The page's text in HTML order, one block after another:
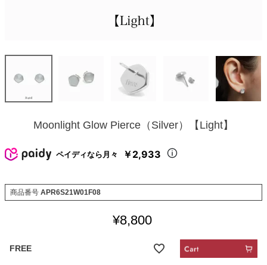
Moonlight Glow Pierce（Silver）【Light】
ペイディなら月々 ￥2,933
商品番号 APR6S21W01F08
¥8,800
FREE